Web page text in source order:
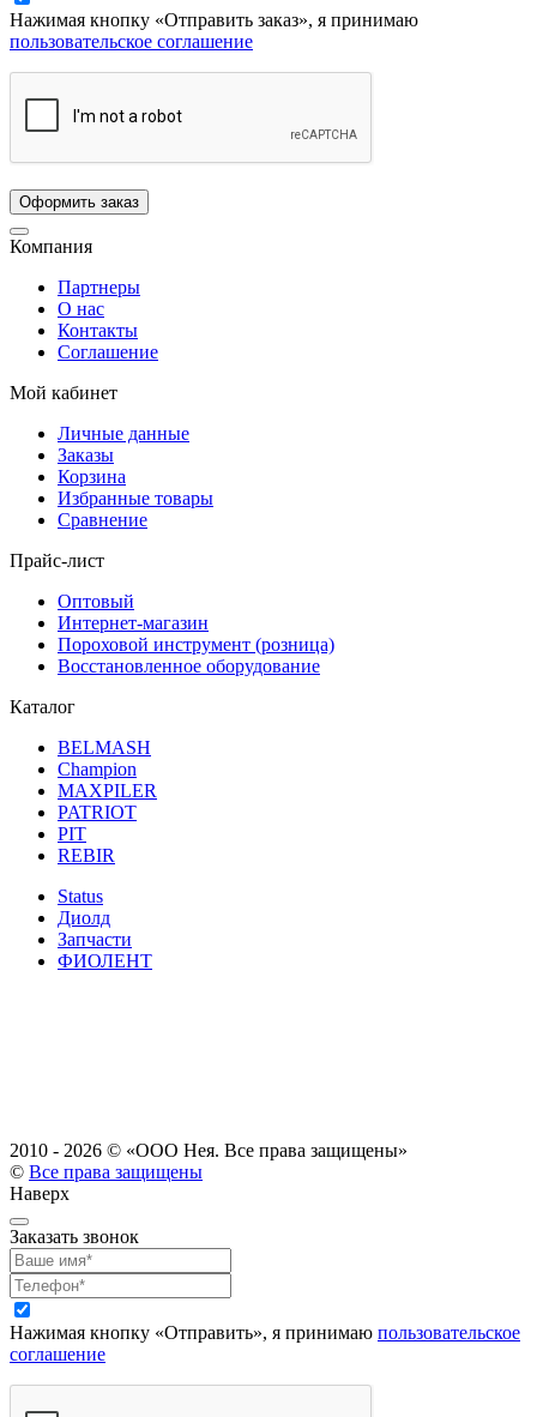
Нажимая кнопку «Отправить заказ», я принимаю
пользовательское соглашение
Компания
Партнеры
О нас
Контакты
Соглашение
Мой кабинет
Личные данные
Заказы
Корзина
Избранные товары
Сравнение
Прайс-лист
Оптовый
Интернет-магазин
Пороховой инструмент (розница)
Восстановленное оборудование
Каталог
BELMASH
Champion
MAXPILER
PATRIOT
PIT
REBIR
Status
Диолд
Запчасти
ФИОЛЕНТ
2010 - 2026 © «ООО Нея. Все права защищены»
© Все права защищены
Наверх
Заказать звонок
Нажимая кнопку «Отправить», я принимаю пользовательское
соглашение